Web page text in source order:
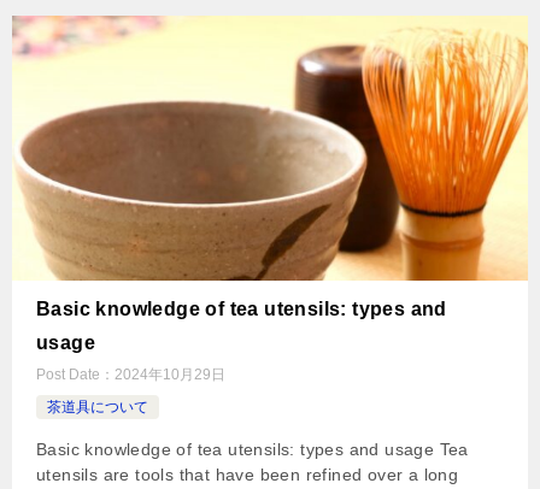
Basic knowledge of tea utensils: types and
usage
Post Date： 2024年10月29日
茶道具について
Basic knowledge of tea utensils: types and usage Tea
utensils are tools that have been refined over a long